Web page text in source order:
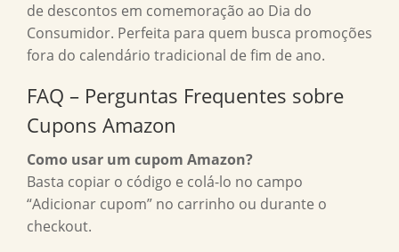
de descontos em comemoração ao Dia do
Consumidor. Perfeita para quem busca promoções
fora do calendário tradicional de fim de ano.
FAQ – Perguntas Frequentes sobre
Cupons Amazon
Como usar um cupom Amazon?
Basta copiar o código e colá-lo no campo
“Adicionar cupom” no carrinho ou durante o
checkout.